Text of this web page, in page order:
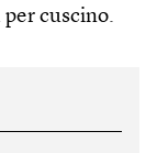
per cuscino.